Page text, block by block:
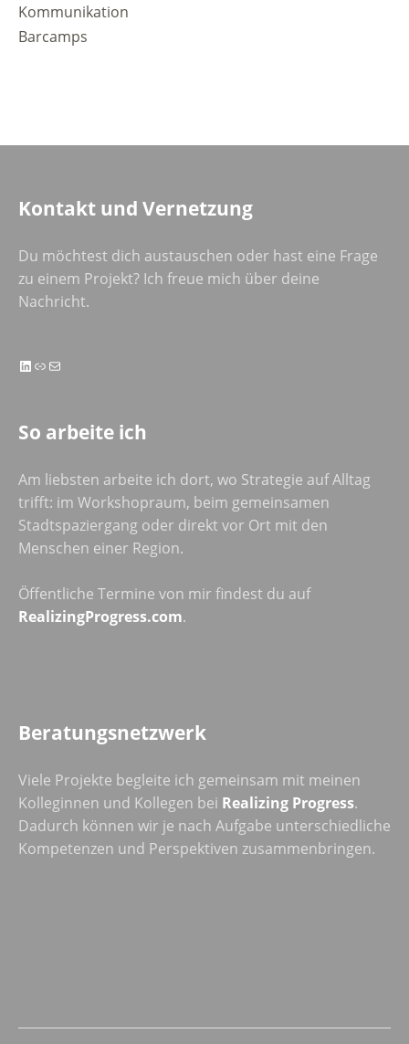
Kommunikation
Barcamps
Kontakt und Vernetzung
Du möchtest dich austauschen oder hast eine Frage
zu einem Projekt? Ich freue mich über deine
Nachricht.
LinkedIn
LinkE-Mail
So arbeite ich
Am liebsten arbeite ich dort, wo Strategie auf Alltag
trifft: im Workshopraum, beim gemeinsamen
Stadtspaziergang oder direkt vor Ort mit den
Menschen einer Region.
Öffentliche Termine von mir findest du auf
RealizingProgress.com.
Beratungsnetzwerk
Viele Projekte begleite ich gemeinsam mit meinen
Kolleginnen und Kollegen bei Realizing Progress.
Dadurch können wir je nach Aufgabe unterschiedliche
Kompetenzen und Perspektiven zusammenbringen.